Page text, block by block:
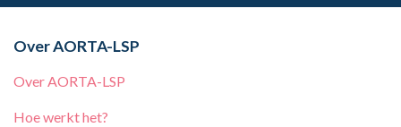
Over AORTA-LSP
Over AORTA-LSP
Hoe werkt het?